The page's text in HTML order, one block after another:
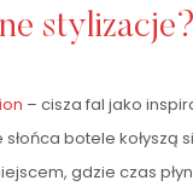
stylizacje?
– cisza fal jako
botele kołyszą
gdzie czas